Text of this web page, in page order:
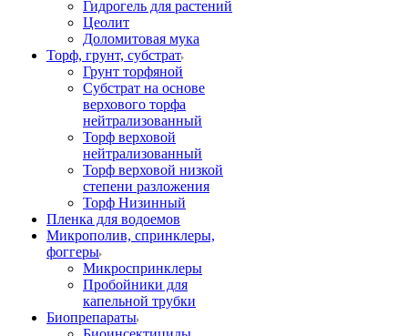
Гидрогель для растений
Цеолит
Доломитовая мука
Торф, грунт, субстрат
Грунт торфяной
Субстрат на основе
верхового торфа
нейтрализованный
Торф верховой
нейтрализованный
Торф верховой низкой
степени разложения
Торф Низинный
Пленка для водоемов
Микрополив, спринклеры,
фоггеры
Микроспринклеры
Пробойники для
капельной трубки
Биопрепараты